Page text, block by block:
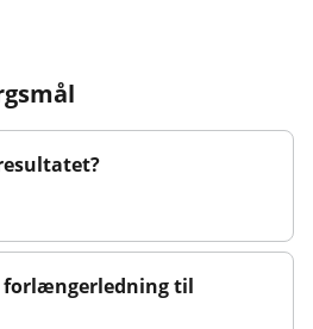
forlængerledning til